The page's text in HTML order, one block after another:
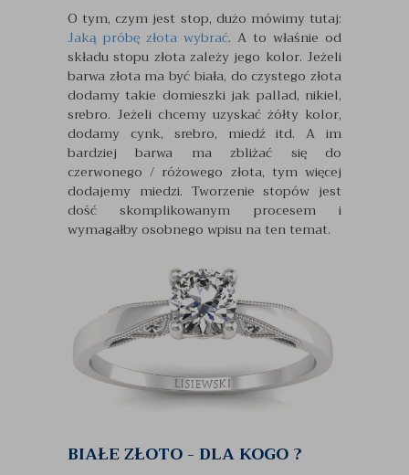
O tym, czym jest stop, dużo mówimy tutaj:
Jaką próbę złota wybrać. A to właśnie od
składu stopu złota zależy jego kolor. Jeżeli
barwa złota ma być biała, do czystego złota
dodamy takie domieszki jak pallad, nikiel,
srebro. Jeżeli chcemy uzyskać żółty kolor,
dodamy cynk, srebro, miedź itd. A im
bardziej barwa ma zbliżać się do
czerwonego / różowego złota, tym więcej
dodajemy miedzi. Tworzenie stopów jest
dość skomplikowanym procesem i
wymagałby osobnego wpisu na ten temat.
BIAŁE ZŁOTO - DLA KOGO ?